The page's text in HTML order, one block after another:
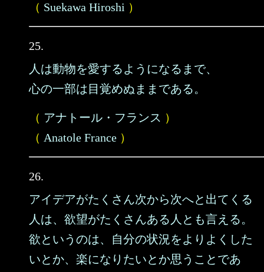
（ Suekawa Hiroshi ）
25.
人は動物を愛するようになるまで、
心の一部は目覚めぬままである。
（ アナトール・フランス ）
（ Anatole France ）
26.
アイデアがたくさん次から次へと出てくる
人は、欲望がたくさんある人とも言える。
欲というのは、自分の状況をよりよくした
いとか、楽になりたいとか思うことであ